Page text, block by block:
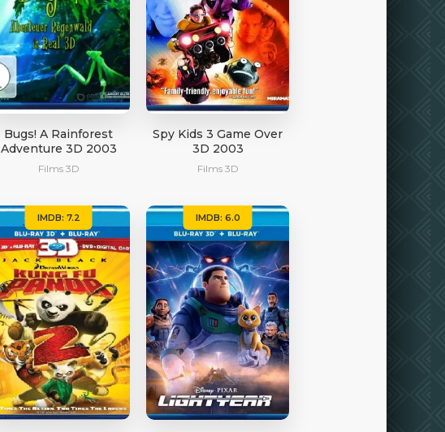
Bugs! A Rainforest
Adventure 3D 2003
Films 3D
Spy Kids 3 Game Over
3D 2003
Films 3D
IMDB: 7.2 IMDB: 6.0